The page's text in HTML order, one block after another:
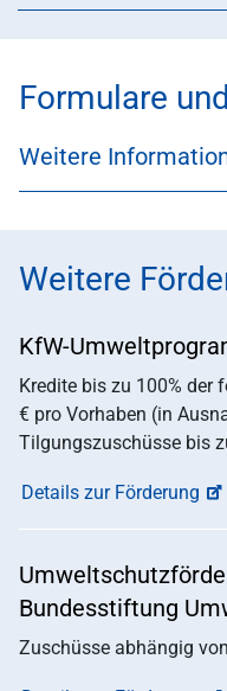
Formulare
Weitere
Weitere
KfW-
Kredite bis zu 100% der
€ pro Vorhaben (in
Tilgungszuschüsse bis
Details zur Förderung
Bundesstiftung
Zuschüsse abhängig